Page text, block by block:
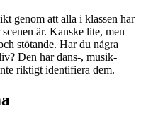
genom att alla i klassen har
är. Kanske lite, men
stötande. Har du några
Den har dans-, musik-
riktigt identifiera dem.